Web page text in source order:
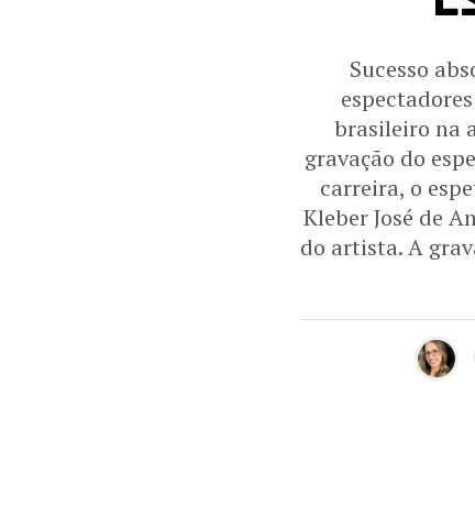
Sucesso
brasileiro na
gravação do
carreira, o
Kleber José de
do artista. A